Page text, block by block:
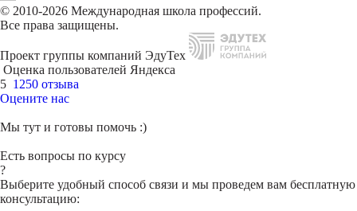
© 2010-2026 Международная школа профессий.
Все права защищены.
Проект группы компаний ЭдуТех
Оценка пользователей Яндекса
5 1250 отзыва
Оцените нас
Мы тут и готовы помочь :)
Есть вопросы по курсу
?
Выберите удобный способ связи и мы проведем вам бесплатную
консультацию: